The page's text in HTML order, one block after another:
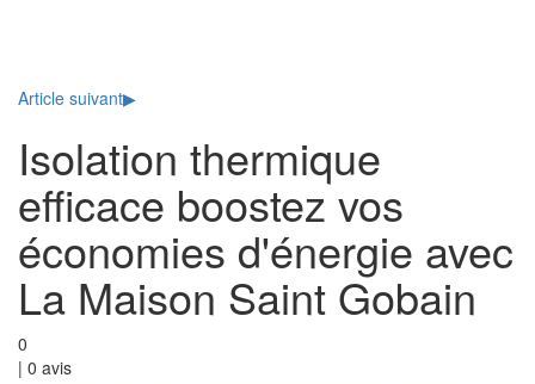
Article suivant▶
Isolation thermique
efficace boostez vos
économies d'énergie avec
La Maison Saint Gobain
0
| 0 avis